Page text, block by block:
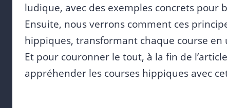
ludique, avec des exemples concrets pour
Ensuite, nous verrons comment ces
hippiques, transformant chaque course
Et pour couronner le tout, à la fin de
appréhender les courses hippiques avec